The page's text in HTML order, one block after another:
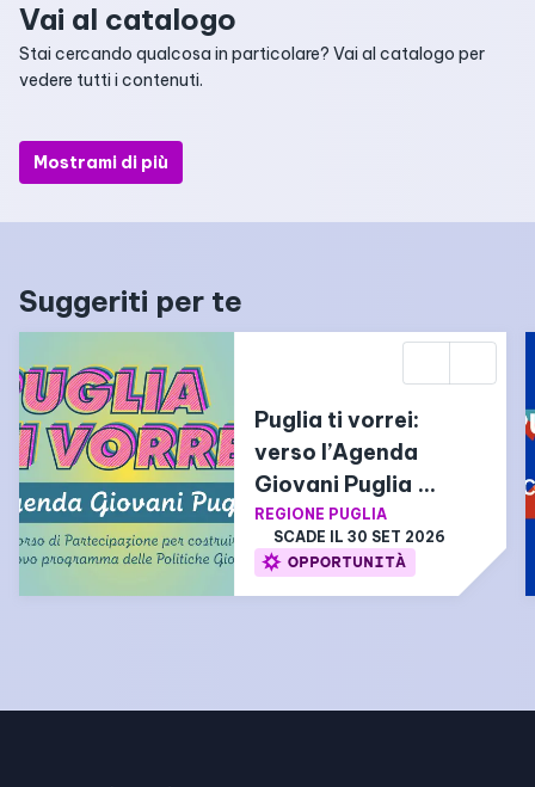
Vai al catalogo
Stai cercando qualcosa in particolare? Vai al catalogo per
vedere tutti i contenuti.
Mostrami di più
Suggeriti per te
Puglia ti vorrei:
verso l’Agenda
Giovani Puglia
2026-2029
REGIONE PUGLIA
SCADE IL 30 SET 2026
OPPORTUNITÀ